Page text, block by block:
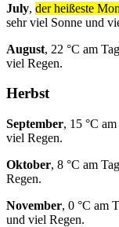
July, der heißeste
sehr viel Sonne und
August, 22 °C am
viel Regen.
Herbst
September, 15 °C
viel Regen.
Oktober, 8 °C am
Regen.
November, 0 °C am
und viel Regen.